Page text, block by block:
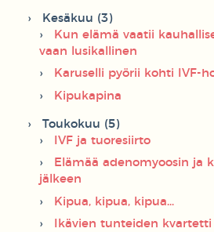
Kesäkuu (3)
Kun elämä vaatii
vaan lusikallinen
Karuselli pyörii kohti IVF-
Kipukapina
Toukokuu (5)
IVF ja tuoresiirto
Elämää adenomyoosin ja
jälkeen
Kipua, kipua, kipua...
Ikävien tunteiden kvartetti